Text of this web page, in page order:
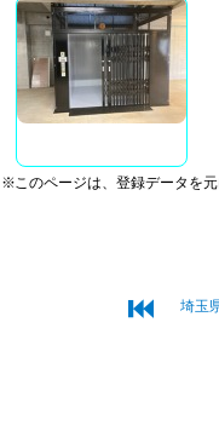
※このページは、登録データを
⏮ 埼玉